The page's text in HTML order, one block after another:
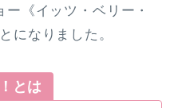
《イッツ・ベリー・
になりました。
とは